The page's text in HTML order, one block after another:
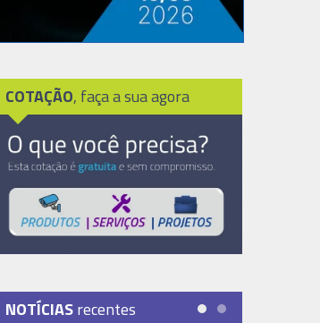
COTAÇÃO, faça a sua agora
NOTÍCIASrecentes